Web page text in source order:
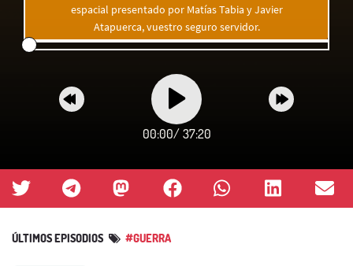
espacial presentado por Matías Tabia y Javier
Atapuerca, vuestro seguro servidor.
00:00/ 37:20
ÚLTIMOS EPISODIOS #GUERRA